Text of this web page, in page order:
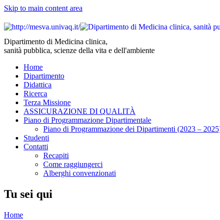
Skip to main content area
Dipartimento di Medicina clinica,
sanità pubblica, scienze della vita e dell'ambiente
Home
Dipartimento
Didattica
Ricerca
Terza Missione
ASSICURAZIONE DI QUALITÀ
Piano di Programmazione Dipartimentale
Piano di Programmazione dei Dipartimenti (2023 –
Studenti
Contatti
Recapiti
Come raggiungerci
Alberghi convenzionati
Tu sei qui
Home